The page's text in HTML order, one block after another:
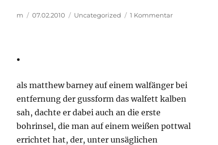
Autor
m
Veröffentlicht
07.02.2010 Kategorien
Uncategorized 1 Kommentarzu
.
als matthew barney auf einem walfänger bei
entfernung der gussform das walfett kalben
sah, dachte er dabei auch an die erste
bohrinsel, die man auf einem weißen pottwal
errichtet hat, der, unter unsäglichen